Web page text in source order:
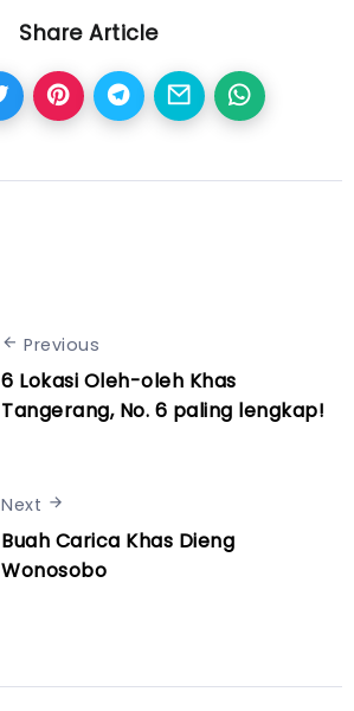
Share Article
Previous
6 Lokasi Oleh-oleh Khas
Tangerang, No. 6 paling lengkap!
Next
Buah Carica Khas Dieng
Wonosobo